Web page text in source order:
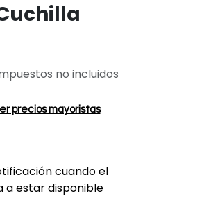
no incluidos
precios mayoristas
cuando el
a estar disponible